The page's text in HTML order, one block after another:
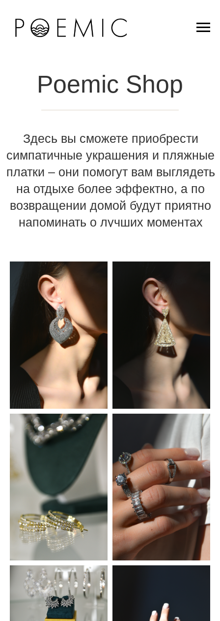
симпатичные украшения и пляжные
на отдыхе более эффектно, а по
возвращении домой будут приятно
напоминать о лучших моментах
вашего отпуска.